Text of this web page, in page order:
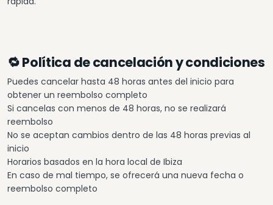
🔁 Política de cancelación y condiciones
Puedes cancelar hasta 48 horas antes del inicio para
obtener un reembolso completo
Si cancelas con menos de 48 horas, no se realizará
reembolso
No se aceptan cambios dentro de las 48 horas previas al
inicio
Horarios basados en la hora local de Ibiza
En caso de mal tiempo, se ofrecerá una nueva fecha o
reembolso completo